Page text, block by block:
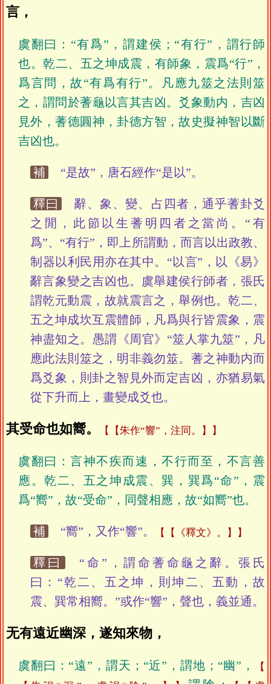
言，
虞翻曰：“有爲”，謂建侯；“有行”，謂行師
也。乾二、五之坤成震，有師象，震爲“行”，
爲言問，故“有爲有行”。凡應九筮之法則筮
之，謂問於蓍龜以言其吉凶。爻象動内，吉凶
見外，蓍德圓神，卦德方智，故史擬神智以斷
吉凶也。
補 “是故”，唐石經作“是以”。
釋曰
辭、象、變、占四者，通乎蓍卦爻
之閒，此節以生蓍明四者之當尚。“有
爲”、“有行”，即上所謂動，而言以出政教、
制器以利民用亦在其中。“以言”，以《易》
辭言象變之吉凶也。虞舉建侯行師者，張氏
謂乾元動震，故就震言之，舉例也。乾二、
五之坤成坎互震體師，凡爲與行皆震象，震
神盡知之。愚謂《周官》“筮人掌九筮”，凡
應此法則筮之，明非義勿筮。蓍之神動内而
爲爻象，則卦之智見外而定吉凶，亦猶易氣
從下升而上，畫變成爻也。
其受命也如嚮。 【朱作“響”，注同。】
虞翻曰：言神不疾而速，不行而至，不言善
應。乾二、五之坤成震、巽，巽爲“命”，震
爲“嚮”，故“受命”，同聲相應，故“如嚮”也。
補 “嚮”，又作“響”。 【《釋文》。】
釋曰
“命”，謂命蓍命龜之辭。張氏
曰：“乾二、五之坤，則坤二、五動，故
震、巽常相嚮。”或作“響”，聲也，義並通。
无有遠近幽深，遂知來物，
虞翻曰：“遠”，謂天；“近”，謂地；“幽”，